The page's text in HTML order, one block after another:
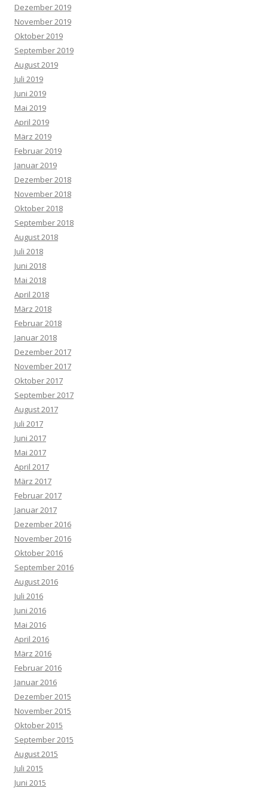
Dezember 2019
November 2019
Oktober 2019
September 2019
August 2019
Juli 2019
Juni 2019
Mai 2019
April 2019
März 2019
Februar 2019
Januar 2019
Dezember 2018
November 2018
Oktober 2018
September 2018
August 2018
Juli 2018
Juni 2018
Mai 2018
April 2018
März 2018
Februar 2018
Januar 2018
Dezember 2017
November 2017
Oktober 2017
September 2017
August 2017
Juli 2017
Juni 2017
Mai 2017
April 2017
März 2017
Februar 2017
Januar 2017
Dezember 2016
November 2016
Oktober 2016
September 2016
August 2016
Juli 2016
Juni 2016
Mai 2016
April 2016
März 2016
Februar 2016
Januar 2016
Dezember 2015
November 2015
Oktober 2015
September 2015
August 2015
Juli 2015
Juni 2015